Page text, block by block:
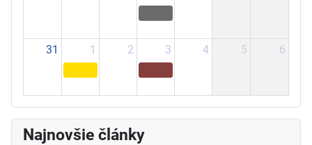
31 1 2 3 4 5 6
Najnovšie články